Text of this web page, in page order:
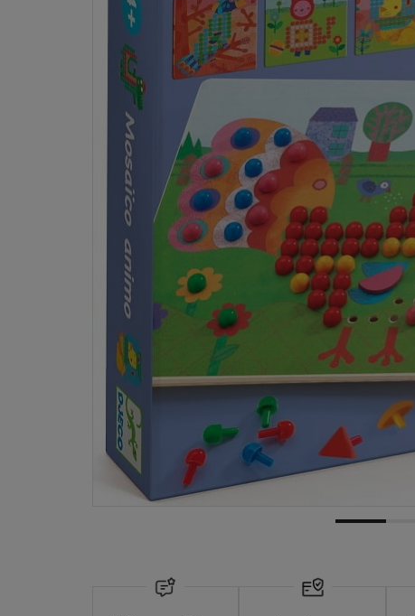
od 10,00 zł - InPost Paczkomaty 24/7